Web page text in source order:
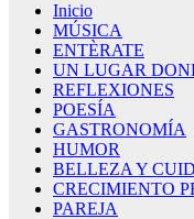
Inicio
MÚSICA
ENTÈRATE
UN LUGAR
REFLEXIONES
POESÍA
GASTRONOMÍA
HUMOR
BELLEZA Y
CRECIMIENTO
PAREJA